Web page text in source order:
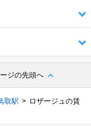
ジの先頭へ
取駅
ロザージュの賃